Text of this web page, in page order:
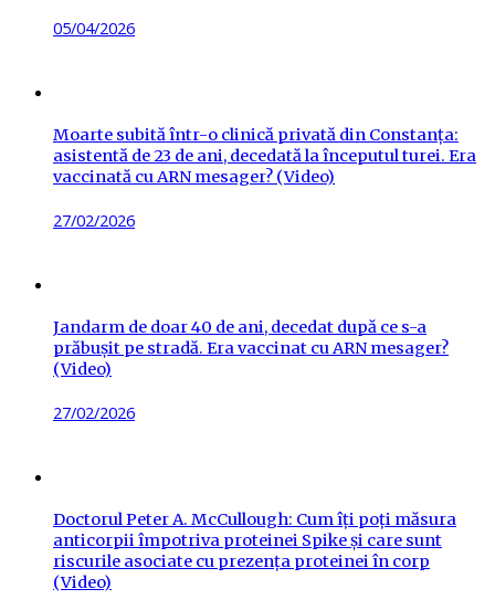
Posted
05/04/2026
Moarte subită într-o clinică privată din Constanța:
asistentă de 23 de ani, decedată la începutul turei. Era
vaccinată cu ARN mesager? (Video)
Posted
27/02/2026
Jandarm de doar 40 de ani, decedat după ce s-a
prăbușit pe stradă. Era vaccinat cu ARN mesager?
(Video)
Posted
27/02/2026
Doctorul Peter A. McCullough: Cum îți poți măsura
anticorpii împotriva proteinei Spike și care sunt
riscurile asociate cu prezența proteinei în corp
(Video)